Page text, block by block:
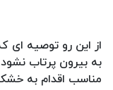
به بیرون پرتاب
مناسب اقدام به